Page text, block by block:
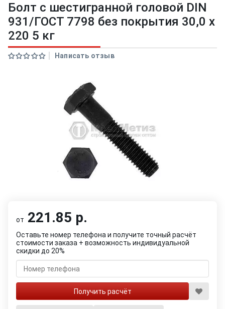
Болт с шестигранной головой DIN
931/ГОСТ 7798 без покрытия 30,0 х
220 5 кг
Написать отзыв
от 221.85 р.
Оставьте номер телефона и получите точный расчёт
стоимости заказа + возможность индивидуальной
скидки до 20%